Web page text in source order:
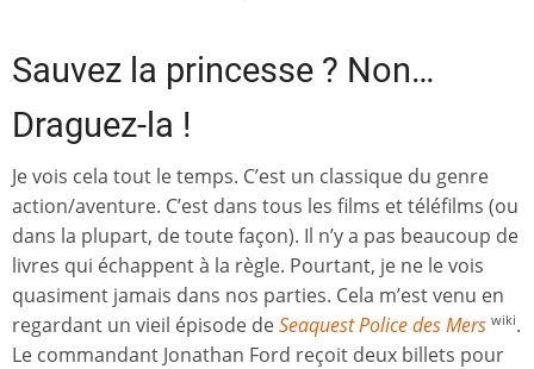
Sauvez la princesse ? Non…
Draguez-la !
Je vois cela tout le temps. C’est un classique du genre
action/aventure. C’est dans tous les films et téléfilms (ou
dans la plupart, de toute façon). Il n’y a pas beaucoup de
livres qui échappent à la règle. Pourtant, je ne le vois
quasiment jamais dans nos parties. Cela m’est venu en
regardant un vieil épisode deSeaquest Police des Mers wiki.
Le commandant Jonathan Ford reçoit deux billets pour